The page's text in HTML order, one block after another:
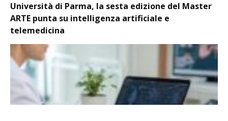
Università di Parma, la sesta edizione del Master
ARTE punta su intelligenza artificiale e
telemedicina